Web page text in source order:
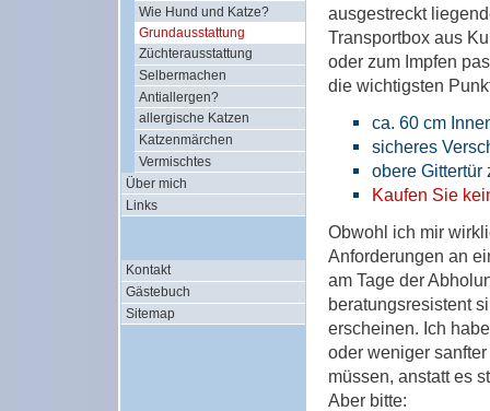
Wie Hund und Katze?
Grundausstattung
Züchterausstattung
Selbermachen
Antiallergen?
allergische Katzen
Katzenmärchen
Vermischtes
Über mich
Links
Kontakt
Gästebuch
Sitemap
ausgestreckt
Transportbox aus
oder zum Impfen
die wichtigsten
ca. 60 cm
sicheres
obere Gittertür
Kaufen Sie
Obwohl ich mir
Anforderungen an
am Tage der
beratungsresistent
erscheinen. Ich
oder weniger
müssen, anstatt es
Aber bitte: